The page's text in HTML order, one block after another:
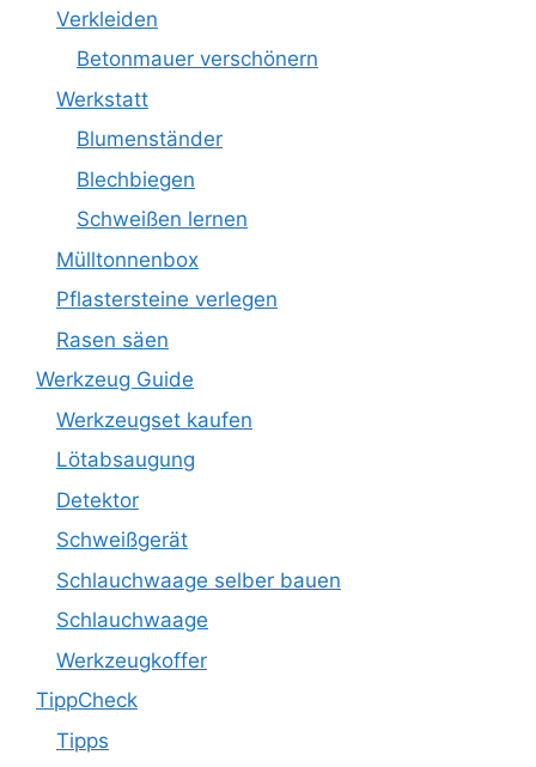
Verkleiden
Betonmauer verschönern
Werkstatt
Blumenständer
Blechbiegen
Schweißen lernen
Mülltonnenbox
Pflastersteine verlegen
Rasen säen
Werkzeug Guide
Werkzeugset kaufen
Lötabsaugung
Detektor
Schweißgerät
Schlauchwaage selber bauen
Schlauchwaage
Werkzeugkoffer
TippCheck
Tipps